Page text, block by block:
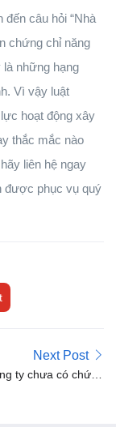
đến câu hỏi “Nhà
chứng chỉ năng
là những hạng
Vì vậy luật
hoạt động xây
thắc mắc nào
liên hệ ngay
được phục vụ quý
Next Post
ty chưa có chứng